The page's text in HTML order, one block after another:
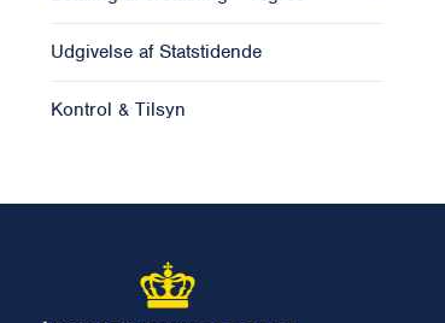
Udgivelse af Statstidende
Kontrol & Tilsyn